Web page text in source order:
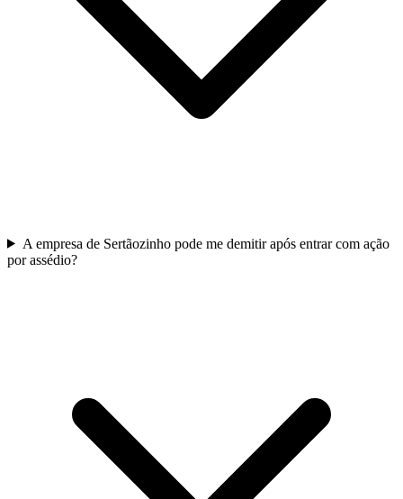
A empresa de Sertãozinho pode me demitir após entrar com ação
por assédio?